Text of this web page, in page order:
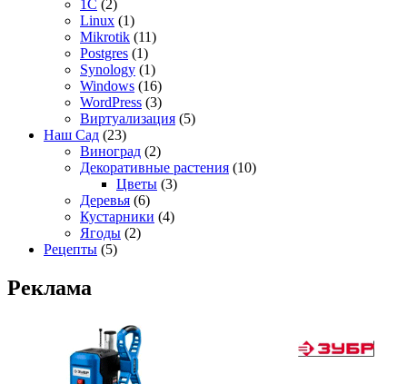
1C (2)
Linux (1)
Mikrotik (11)
Postgres (1)
Synology (1)
Windows (16)
WordPress (3)
Виртуализация (5)
Наш Сад (23)
Виноград (2)
Декоративные растения (10)
Цветы (3)
Деревья (6)
Кустарники (4)
Ягоды (2)
Рецепты (5)
Реклама